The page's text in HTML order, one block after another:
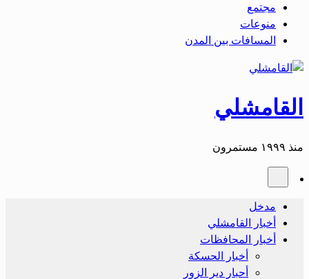
مجتمع
منوعات
المسافات بين المدن
القامشلي
منذ ١٩٩٩ مستمرون
مدخل
أخبار القامشلي
أخبار المحافظات
أخبار الحسكة
أحبار دير الزور